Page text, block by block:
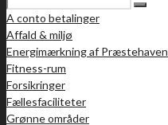
A conto betalinger
Affald & miljø
Energimærkning af Præstehaven
Fitness-rum
Forsikringer
Fællesfaciliteter
Grønne områder